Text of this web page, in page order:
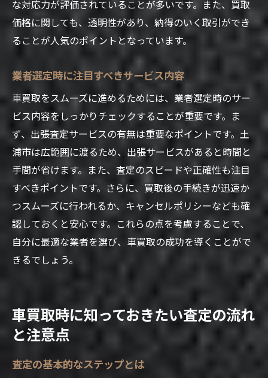
な対応力が評価されていることが多いです。また、買取
価格に関しても、透明性があり、納得のいく取引ができ
ることが人気のポイントとなっています。
業者選定時に注目すべきサービス内容
車買取をスムーズに進めるためには、業者選定時のサー
ビス内容をしっかりチェックすることが重要です。ま
ず、出張査定サービスの有無は重要なポイントです。土
浦市は広範囲に渡るため、出張サービスがあると時間と
手間が省けます。また、査定のスピードや正確性も注目
すべきポイントです。さらに、買取後の手続きが迅速か
つスムーズに行われるか、キャンセルポリシーなども確
認しておくと安心です。これらの点を考慮することで、
自分に最適な業者を選び、車買取の成功を導くことがで
きるでしょう。
車買取時に知っておきたい査定の流れ
と注意点
査定の基本的なステップとは